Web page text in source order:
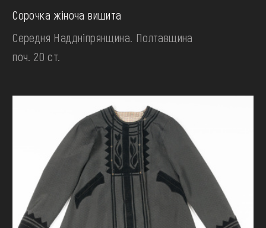
Сорочка жіноча вишита
Середня Наддніпрянщина. Полтавщина
поч. 20 ст.